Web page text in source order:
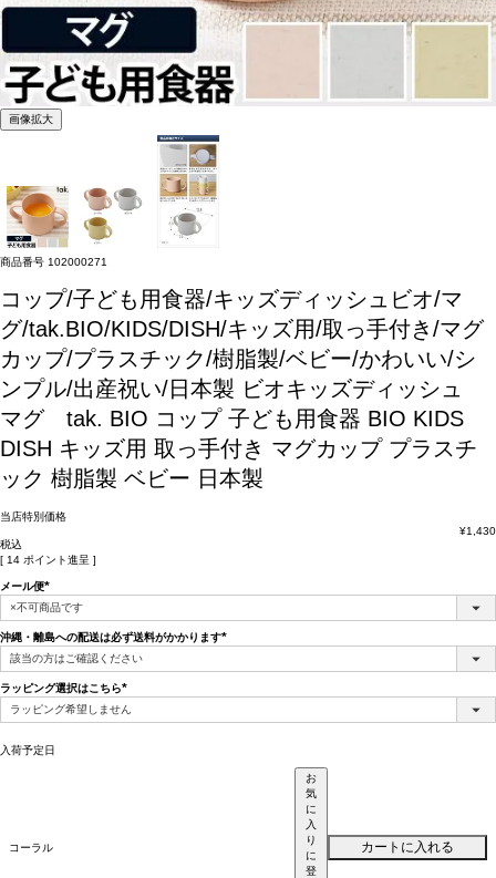
画像拡大
商品番号 102000271
コップ/子ども用食器/キッズディッシュビオ/マ
グ/tak.BIO/KIDS/DISH/キッズ用/取っ手付き/マグ
カップ/プラスチック/樹脂製/ベビー/かわいい/シ
ンプル/出産祝い/日本製 ビオキッズディッシュ
マグ tak. BIO コップ 子ども用食器 BIO KIDS
DISH キッズ用 取っ手付き マグカップ プラスチ
ック 樹脂製 ベビー 日本製
当店特別価格
¥1,430
税込
[ 14 ポイント進呈 ]
メール便
(必
須)
沖縄・離島への配送は必ず送料がかかります
ラッピング選択はこちら
(必
入荷予定日
コーラル
お
気
に
入
り
に
登
カートに入れる